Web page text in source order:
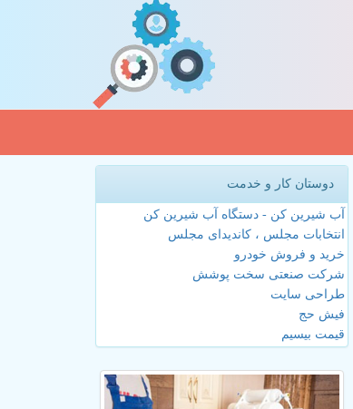
دوستان کار و خدمت
آب شیرین کن - دستگاه آب شیرین کن
انتخابات مجلس ، کاندیدای مجلس
خرید و فروش خودرو
شرکت صنعتی سخت پوشش
طراحی سایت
فیش حج
قیمت بیسیم